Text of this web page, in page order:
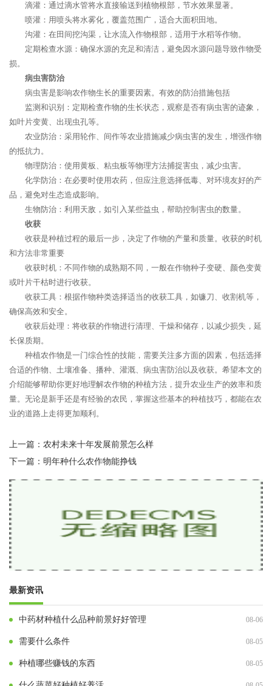
滴灌：通过滴水管将水直接输送到植物根部，节水效果显著。
喷灌：用喷头将水雾化，覆盖范围广，适合大面积田地。
沟灌：在田间挖沟渠，让水流入作物根部，适用于水稻等作物。
定期检查水源：确保水源的充足和清洁，避免因水源问题导致作物受
损。
病虫害防治
病虫害是影响农作物生长的重要因素。有效的防治措施包括
监测和识别：定期检查作物的生长状态，观察是否有病虫害的迹象，
如叶片变黄、出现虫孔等。
农业防治：采用轮作、间作等农业措施减少病虫害的发生，增强作物
的抵抗力。
物理防治：使用黄板、粘虫板等物理方法捕捉害虫，减少虫害。
化学防治：在必要时使用农药，但应注意选择低毒、对环境友好的产
品，避免对生态造成影响。
生物防治：利用天敌，如引入某些益虫，帮助控制害虫的数量。
收获
收获是种植过程的最后一步，决定了作物的产量和质量。收获的时机
和方法非常重要
收获时机：不同作物的成熟期不同，一般在作物种子变硬、颜色变黄
或叶片干枯时进行收获。
收获工具：根据作物种类选择适当的收获工具，如镰刀、收割机等，
确保高效和安全。
收获后处理：将收获的作物进行清理、干燥和储存，以减少损失，延
长保质期。
种植农作物是一门综合性的技能，需要关注多方面的因素，包括选择
合适的作物、土壤准备、播种、灌溉、病虫害防治以及收获。希望本文的
介绍能够帮助你更好地理解农作物的种植方法，提升农业生产的效率和质
量。无论是新手还是有经验的农民，掌握这些基本的种植技巧，都能在农
业的道路上走得更加顺利。
上一篇： 农村未来十年发展前景怎么样
下一篇： 明年种什么农作物能挣钱
最新资讯
中药材种植什么品种前景好好管理 08-06
需要什么条件 08-05
种植哪些赚钱的东西 08-05